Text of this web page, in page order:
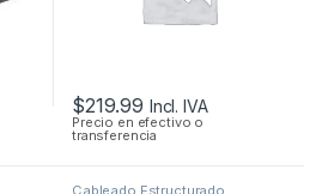
$219.99 Incl. IVA
Precio en efectivo o
transferencia
Cableado Estructurado